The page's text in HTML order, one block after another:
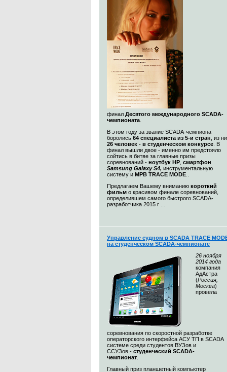
финал Десятого международного SCADA-
чемпионата
В этом году за звание SCADA-чемпиона
боролись 64 специалиста из 5-и стран , из
26 человек - в студенческом конкурсе . В
финал вышли двое - именно им предстояло
сойтись в битве за главные призы
соревнований - ноутбук HP смартфон
Samsung Galaxy S4, инструментальную
систему и МРВ TRACE MODE
Предлагаем Вашему вниманию короткий
фильм о красивом финале соревнований,
определившем самого быстрого SCADA-
разработчика 2015 г ...
Управление судном в SCADA TRACE
на студенческом SCADA-чемпионате
26 ноября
2014 года
компания
АдАстра
(Россия,
Москва)
провела
соревнования по скоростной разработке
операторского интерфейса АСУ ТП в SCADA
системе среди студентов ВУЗов и
ССУЗов - студенческий SCADA-
чемпионат
Главный приз планшетный компьютер